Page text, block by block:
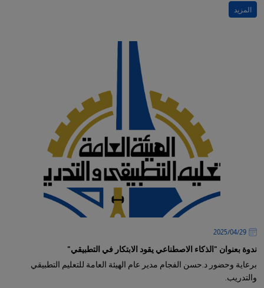
المزيد
29‏/04‏/2025
ندوة بعنوان "الذكاء الاصطناعي يقود الابتكار في التطبيقي"
برعاية وحضور د.حسن الفجام مدير عام الهيئة العامة للتعليم التطبيقي
والتدريب.